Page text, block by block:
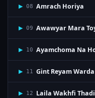
▶ 08 Amrach Horiya
▶ 09 Awawyar Mara
▶ 10 Ayamchoma Na
▶ 11 Gint Reyam Warda
▶ 12 Laila Wakhfi